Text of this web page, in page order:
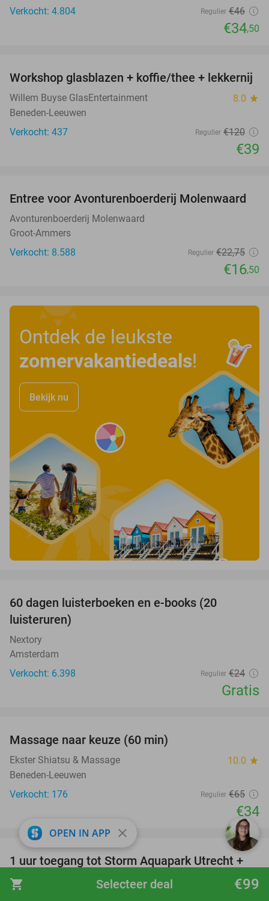
shopping_cart €99
Selecteer deal
Verkocht: 4.804
Regulier €46
€34,50
68%
Workshop glasblazen + koffie/thee + lekkernij
Willem Buyse GlasEntertainment 8.0 star
Beneden-Leeuwen
Verkocht: 437
Regulier €120
€39
27%
Entree voor Avonturenboerderij Molenwaard
Avonturenboerderij Molenwaard
Groot-Ammers
Verkocht: 8.588
Regulier €22,75
€16,50
Ontdek de leukste
zomervakantiedeals!
Bekijk nu
60 dagen luisterboeken en e-books (20
luisteruren)
Nextory
Amsterdam
Verkocht: 6.398
Regulier €24
Gratis
Massage naar keuze (60 min)
Ekster Shiatsu & Massage 10.0 star
Beneden-Leeuwen
Verkocht: 176
Regulier €65
€34
31%
favorite_border
1 uur toegang tot Storm Aquapark Utrecht +
zwemvest
OPEN IN APP close